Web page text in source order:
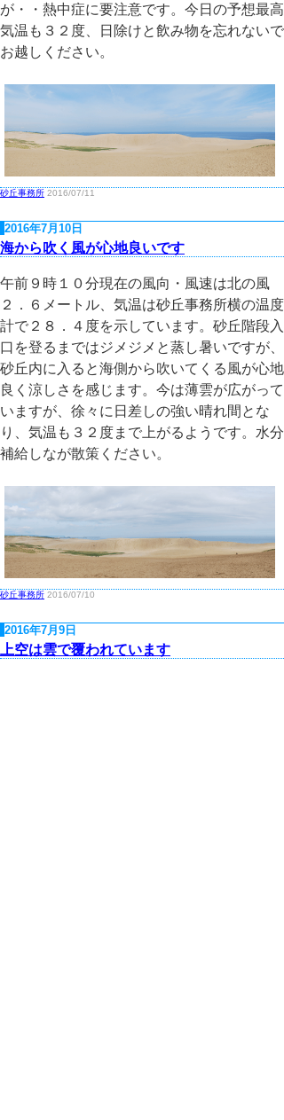
が・・熱中症に要注意です。今日の予想最高
気温も３２度、日除けと飲み物を忘れないで
お越しください。
砂丘事務所 2016/07/11
2016年7月10日
海から吹く風が心地良いです
午前９時１０分現在の風向・風速は北の風
２．６メートル、気温は砂丘事務所横の温度
計で２８．４度を示しています。砂丘階段入
口を登るまではジメジメと蒸し暑いですが、
砂丘内に入ると海側から吹いてくる風が心地
良く涼しさを感じます。今は薄雲が広がって
いますが、徐々に日差しの強い晴れ間とな
り、気温も３２度まで上がるようです。水分
補給しなが散策ください。
砂丘事務所 2016/07/10
2016年7月9日
上空は雲で覆われています